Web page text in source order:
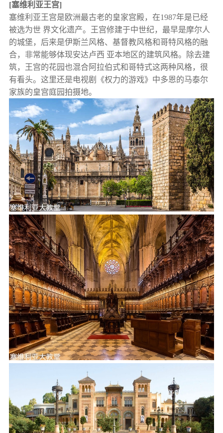
[塞维利亚王宫]
塞维利亚王宫是欧洲最古老的皇家宫殿，在1987年是已经
被选为世 界文化遗产。王宫修建于中世纪，最早是摩尔人
的城堡，后来是伊斯兰风格、基督教风格和哥特风格的融
合，非常能够体现安达卢西 亚本地区的建筑风格。除去建
筑，王宫的花园也混合阿拉伯式和哥特式这两种风格，很
有看头。这里还是电视剧《权力的游戏》中多恩的马泰尔
家族的皇宫庭园拍摄地。